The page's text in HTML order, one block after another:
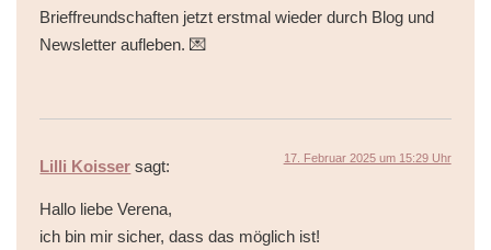
Brieffreundschaften jetzt erstmal wieder durch Blog und
Newsletter aufleben. 💌
Lilli Koisser sagt: 17. Februar 2025 um 15:29 Uhr
Hallo liebe Verena,
ich bin mir sicher, dass das möglich ist!